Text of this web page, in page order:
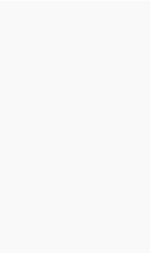
gang ble utgitt. Det kan